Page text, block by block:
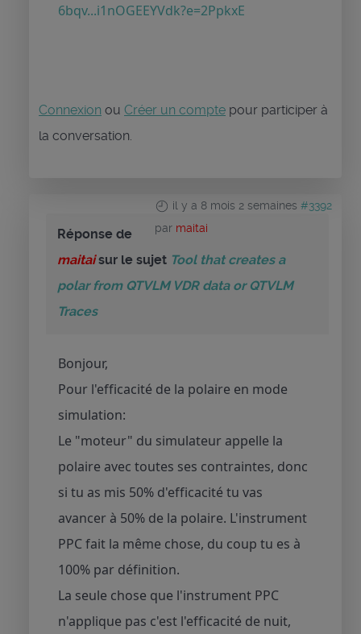
6bqv...i1nOGEEYVdk?e=2PpkxE
Connexion ou Créer un compte pour participer à
la conversation.
il y a 8 mois 2 semaines #3392
par maitai
Réponse de
maitaisur le sujet Tool that creates a
polar from QTVLM VDR data or QTVLM
Traces
Bonjour,
Pour l'efficacité de la polaire en mode
simulation:
Le "moteur" du simulateur appelle la
polaire avec toutes ses contraintes, donc
si tu as mis 50% d'efficacité tu vas
avancer à 50% de la polaire. L'instrument
PPC fait la même chose, du coup tu es à
100% par définition.
La seule chose que l'instrument PPC
n'applique pas c'est l'efficacité de nuit,